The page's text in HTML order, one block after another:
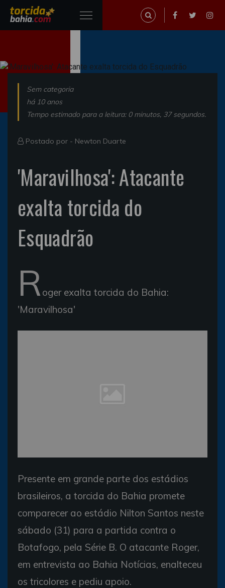
Sem categoria
há 10 anos
Tempo estimado para a leitura: 0 minutos, 37 segundos.
Postado por - Newton Duarte
'Maravilhosa': Atacante
exalta torcida do
Esquadrão
Roger exalta torcida do Bahia:
'Maravilhosa'
Presente em grande parte dos estádios
brasileiros, a torcida do Bahia promete
comparecer ao estádio Nilton Santos neste
sábado (31) para a partida contra o
Botafogo, pela Série B. O atacante Roger,
em entrevista ao Bahia Notícias, enalteceu
os tricolores e pediu apoio.